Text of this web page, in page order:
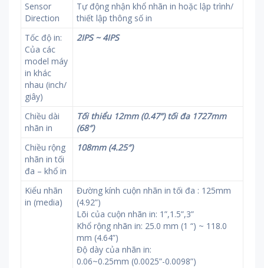
Sensor
Direction
Tự động nhận khổ nhãn in hoặc lập trình/
thiết lập thông số in
Tốc độ in:
Của các
model máy
in khác
nhau (inch/
giây)
2IPS ~ 4IPS
Chiều dài
nhãn in
Tối thiểu 12mm (0.47”) tối đa 1727mm
(68″)
Chiều rộng
nhãn in tối
đa – khổ in
108mm (4.25″)
Kiểu nhãn
in (media)
Đường kính cuộn nhãn in tối đa : 125mm
(4.92”)
Lõi của cuộn nhãn in: 1”,1.5”,3”
Khổ rộng nhãn in: 25.0 mm (1 “) ~ 118.0
mm (4.64”)
Độ dày của nhãn in:
0.06~0.25mm (0.0025”-0.0098”)